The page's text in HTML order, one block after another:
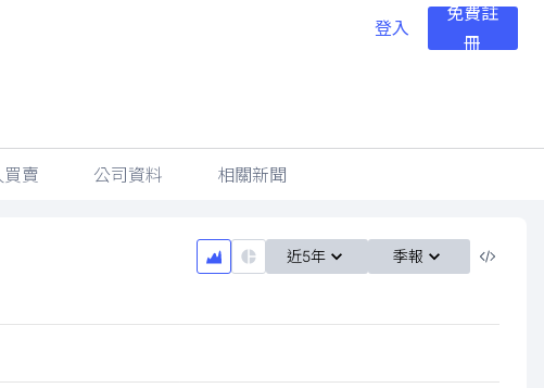
登入
免費註
冊
買賣 公司資料 相關新聞
近5年 季報